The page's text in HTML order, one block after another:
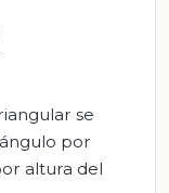
se
por
altura del